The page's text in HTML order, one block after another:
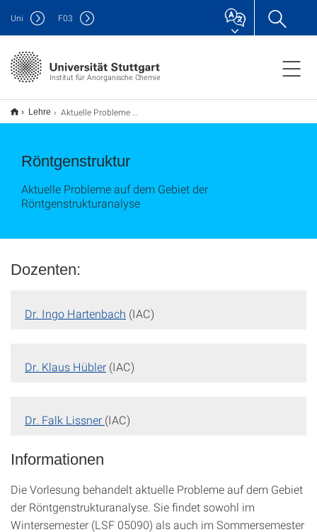
Institut für Anorganische Chemie
Uni F03
Lehre Aktuelle Probleme auf dem Gebiet der Röntgenstrukturanalyse
Röntgenstruktur
Aktuelle Probleme auf dem Gebiet der
Röntgenstrukturanalyse
Dozenten:
Dr. Ingo Hartenbach (IAC)
Dr. Klaus Hübler (IAC)
Dr. Falk Lissner (IAC)
Informationen
Die Vorlesung behandelt aktuelle Probleme auf dem Gebiet
der Röntgenstrukturanalyse. Sie findet sowohl im
Wintersemester (LSF 05090) als auch im Sommersemester